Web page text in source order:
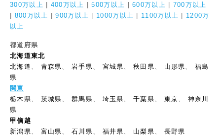
300万以上 400万以上 |500万以上 |600万以上
700万以上
800万以上 |900万以上 1000万以上 1100万以上
1200万
以上
都道府県
北海道東北
北海道
青森県 、岩手県 宮城県 、秋田県 山形県 、福島
県
関東
栃木県
茨城県 、群馬県 埼玉県 、千葉県 東京
神奈川
県
甲信越
新潟県
富山県 、石川県 福井県 山梨県
長野県